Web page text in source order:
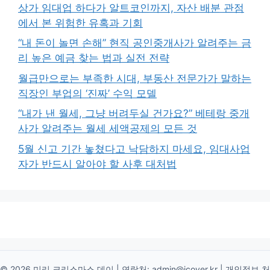
상가 임대업 하다가 알트코인까지, 자산 배분 관점
에서 본 위험한 유혹과 기회
“내 돈이 놀면 손해” 현직 공인중개사가 알려주는 금
리 높은 예금 찾는 법과 실전 전략
월급만으로는 부족한 시대, 부동산 전문가가 말하는
직장인 부업의 ‘진짜’ 수익 모델
“내가 낸 월세, 그냥 버려두실 건가요?” 베테랑 중개
사가 알려주는 월세 세액공제의 모든 것
5월 신고 기간 놓쳤다고 낙담하지 마세요, 임대사업
자가 반드시 알아야 할 사후 대처법